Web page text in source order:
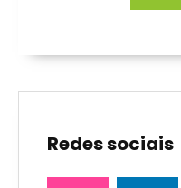
Redes sociais